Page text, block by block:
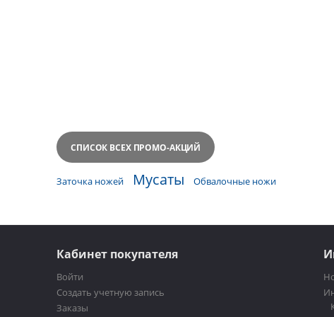
СПИСОК ВСЕХ ПРОМО-АКЦИЙ
Заточка ножей Мусаты Обвалочные ножи
Кабинет покупателя
Войти
Создать учетную запись
Заказы